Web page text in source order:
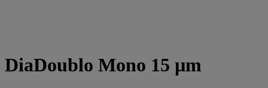
DiaDoublo Mono 15 µm